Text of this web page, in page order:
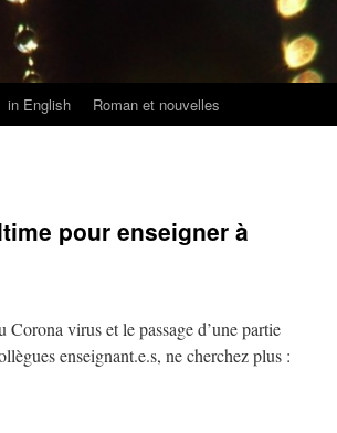
in English Roman et nouvelles
pour enseigner à
virus et le passage d’une partie
enseignant.e.s, ne cherchez plus :